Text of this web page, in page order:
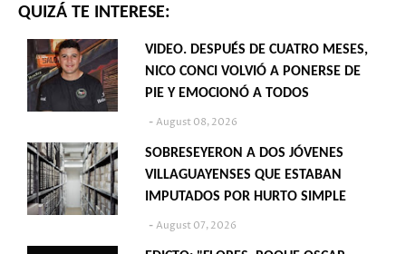
QUIZÁ TE INTERESE:
VIDEO. DESPUÉS DE CUATRO MESES,
NICO CONCI VOLVIÓ A PONERSE DE
PIE Y EMOCIONÓ A TODOS
August 08, 2026
SOBRESEYERON A DOS JÓVENES
VILLAGUAYENSES QUE ESTABAN
IMPUTADOS POR HURTO SIMPLE
August 07, 2026